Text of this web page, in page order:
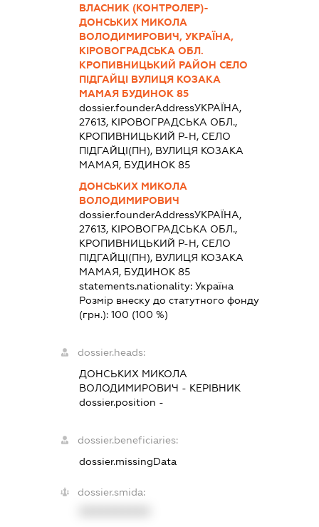
ВЛАСНИК (КОНТРОЛЕР)-
ДОНСЬКИХ МИКОЛА
ВОЛОДИМИРОВИЧ, УКРАЇНА,
КІРОВОГРАДСЬКА ОБЛ.
КРОПИВНИЦЬКИЙ РАЙОН СЕЛО
ПІДГАЙЦІ ВУЛИЦЯ КОЗАКА
МАМАЯ БУДИНОК 85
dossier.founderAddressУКРАЇНА,
27613, КІРОВОГРАДСЬКА ОБЛ.,
КРОПИВНИЦЬКИЙ Р-Н, СЕЛО
ПІДГАЙЦІ(ПН), ВУЛИЦЯ КОЗАКА
МАМАЯ, БУДИНОК 85
ДОНСЬКИХ МИКОЛА
ВОЛОДИМИРОВИЧ
dossier.founderAddressУКРАЇНА,
27613, КІРОВОГРАДСЬКА ОБЛ.,
КРОПИВНИЦЬКИЙ Р-Н, СЕЛО
ПІДГАЙЦІ(ПН), ВУЛИЦЯ КОЗАКА
МАМАЯ, БУДИНОК 85
statements.nationality:Україна
Розмір внеску до статутного фонду
(грн.):100 (100 %)
dossier.heads:
ДОНСЬКИХ МИКОЛА
ВОЛОДИМИРОВИЧ - КЕРІВНИК
dossier.position -
dossier.beneficiaries:
dossier.missingData
dossier.smida: